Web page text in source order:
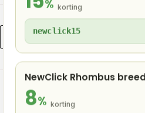
% korting
newclick15
NewClick Rhombus breed
8% korting
Hoekprofiel
Aluminium
Vergrijsd
aantal
Toevoegen